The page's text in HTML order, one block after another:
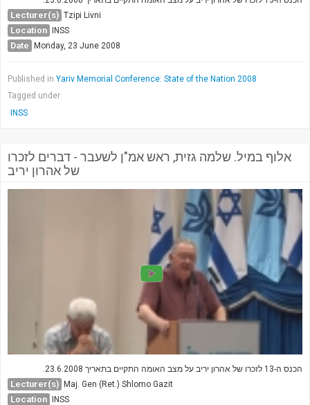
Lecturer(s) Tzipi Livni
Location INSS
Date Monday, 23 June 2008
Published in Yariv Memorial Conference: State of the Nation 2008
Tagged under
INSS
אלוף במיל. שלמה גזית, ראש אמ"ן לשעבר - דברים לזכרו
של אהרון יריב
הכנס ה-13 לזכרו של אהרון יריב על מצב האומה התקיים בתאריך 23.6.2008.
Lecturer(s) Maj. Gen (Ret.) Shlomo Gazit
Location INSS